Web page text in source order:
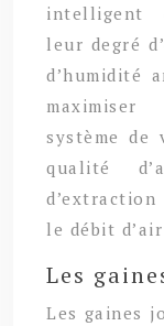
intelligent
leur degré
d’humidité
maximiser
système
qualité
le débit
Les
Les gaines